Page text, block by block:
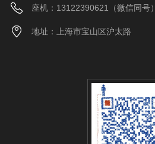
座机：13122390621（微信同号）
地址：上海市宝山区沪太路